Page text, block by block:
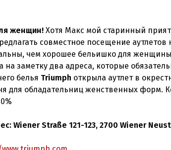
женщин! Хотя Макс мой старинный
совместное посещение
чем хорошее бельишко для
на заметку два адреса, которые
белья Triumph открыла аутлет в
для обладательниц женственных форм.
Wiener Straße 121-123, 2700 Wiener